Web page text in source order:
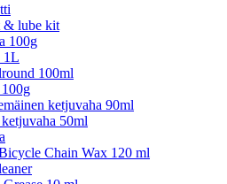
& lube kit
100g
1L
100ml
ketjuvaha 90ml
50ml
Chain Wax 120 ml